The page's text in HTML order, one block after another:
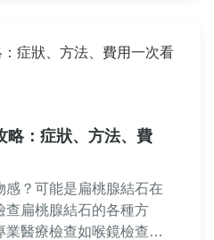
略：症狀、方法、費
感？可能是扁桃腺結石在
查扁桃腺結石的各種方
醫療檢查如喉鏡檢查、